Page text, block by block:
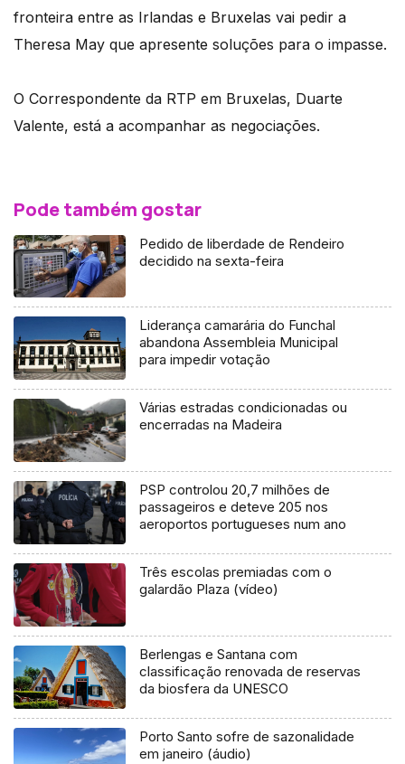
fronteira entre as Irlandas e Bruxelas vai pedir a
Theresa May que apresente soluções para o impasse.
O Correspondente da RTP em Bruxelas, Duarte
Valente, está a acompanhar as negociações.
Pode também gostar
Pedido de liberdade de Rendeiro
decidido na sexta-feira
Liderança camarária do Funchal
abandona Assembleia Municipal
para impedir votação
Várias estradas condicionadas ou
encerradas na Madeira
PSP controlou 20,7 milhões de
passageiros e deteve 205 nos
aeroportos portugueses num ano
Três escolas premiadas com o
galardão Plaza (vídeo)
Berlengas e Santana com
classificação renovada de reservas
da biosfera da UNESCO
Porto Santo sofre de sazonalidade
em janeiro (áudio)